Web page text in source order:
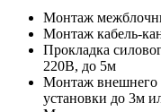
Монтаж
Монтаж кабель-
Прокладка
220В, до 5м
Монтаж внешнего
установки до 3м